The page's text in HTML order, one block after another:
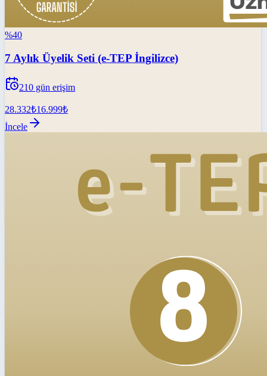
%40
7 Aylık Üyelik Seti (e-TEP İngilizce)
210 gün erişim
28.332₺16.999₺
İncele